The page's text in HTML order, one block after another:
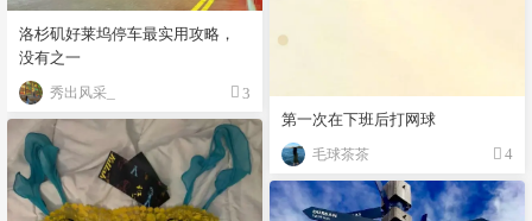
洛杉矶好莱坞停车最实用攻略，
没有之一
秀出风采_ 3
第一次在下班后打网球
毛球茶茶 4